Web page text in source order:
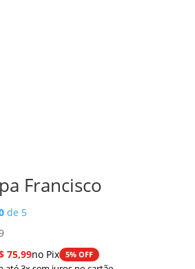
Francisco
de 5
Faixa
de
75,99no Pix 5% OFF